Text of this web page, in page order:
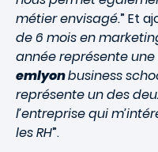
métier envisagé.” Et
de 6 mois en
année représente
emlyonbusiness
représente un des
l’entreprise qui
les RH”.